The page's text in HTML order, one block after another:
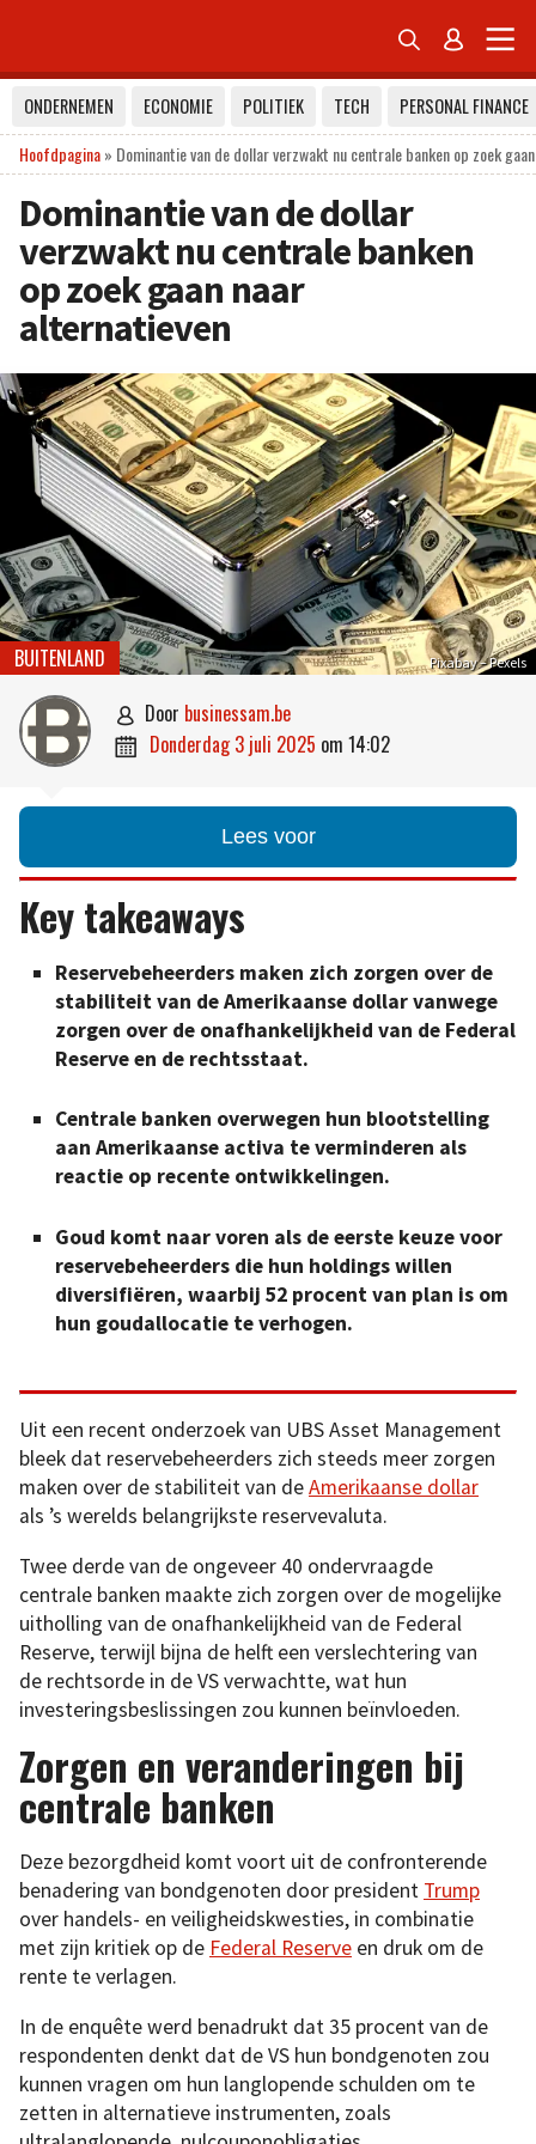
 
ONDERNEMEN ECONOMIE POLITIEK TECH
PERSONAL FINANCE
Hoofdpagina» Dominantie van de dollar verzwakt nu centrale banken op zoek
Dominantie van de dollar
verzwakt nu centrale banken
op zoek gaan naar
alternatieven
Pixabay – Pexels
BUITENLAND
 door businessam.be
 donderdag 3 juli 2025 om 14:02
Lees voor
Key takeaways
Reservebeheerders maken zich zorgen over de
stabiliteit van de Amerikaanse dollar vanwege
zorgen over de onafhankelijkheid van de Federal
Reserve en de rechtsstaat.
Centrale banken overwegen hun blootstelling
aan Amerikaanse activa te verminderen als
reactie op recente ontwikkelingen.
Goud komt naar voren als de eerste keuze voor
reservebeheerders die hun holdings willen
diversifiëren, waarbij 52 procent van plan is om
hun goudallocatie te verhogen.
Uit een recent onderzoek van UBS Asset Management
bleek dat reservebeheerders zich steeds meer zorgen
maken over de stabiliteit van deAmerikaanse dollar
als ’s werelds belangrijkste reservevaluta.
Twee derde van de ongeveer 40 ondervraagde
centrale banken maakte zich zorgen over de mogelijke
uitholling van de onafhankelijkheid van de Federal
Reserve, terwijl bijna de helft een verslechtering van
de rechtsorde in de VS verwachtte, wat hun
investeringsbeslissingen zou kunnen beïnvloeden.
Zorgen en veranderingen bij
centrale banken
Deze bezorgdheid komt voort uit de confronterende
benadering van bondgenoten door president Trump
over handels- en veiligheidskwesties, in combinatie
met zijn kritiek op de Federal Reserve en druk om de
rente te verlagen.
In de enquête werd benadrukt dat 35 procent van de
respondenten denkt dat de VS hun bondgenoten zou
kunnen vragen om hun langlopende schulden om te
zetten in alternatieve instrumenten, zoals